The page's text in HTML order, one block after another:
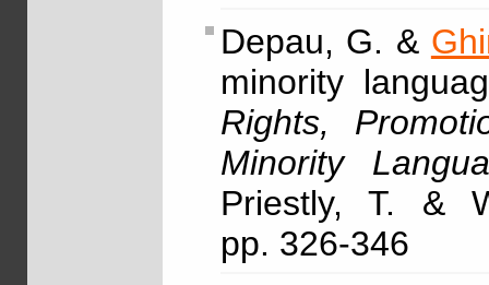
Depau, G. &
minority
Rights,
Minority
Priestly, T. &
pp. 326-346